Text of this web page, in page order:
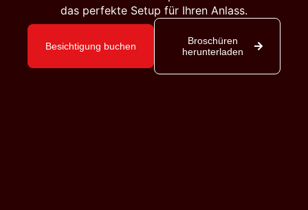
das perfekte Setup für Ihren Anlass.
Besichtigung buchen
Broschüren
herunterladen